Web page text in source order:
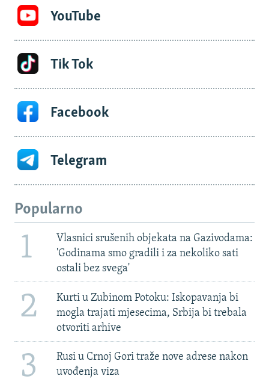
YouTube
Tik Tok
Facebook
Telegram
Popularno
1
Vlasnici srušenih objekata na Gazivodama:
'Godinama smo gradili i za nekoliko sati
ostali bez svega'
2
Kurti u Zubinom Potoku: Iskopavanja bi
mogla trajati mjesecima, Srbija bi trebala
otvoriti arhive
3
Rusi u Crnoj Gori traže nove adrese nakon
uvođenja viza